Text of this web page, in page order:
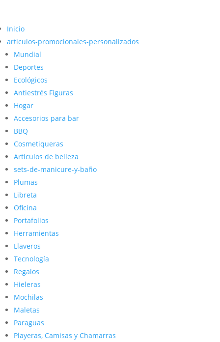
Inicio
articulos-promocionales-personalizados
Mundial
Deportes
Ecológicos
Antiestrés Figuras
Hogar
Accesorios para bar
BBQ
Cosmetiqueras
Artículos de belleza
sets-de-manicure-y-baño
Plumas
Libreta
Oficina
Portafolios
Herramientas
Llaveros
Tecnología
Regalos
Hieleras
Mochilas
Maletas
Paraguas
Playeras, Camisas y Chamarras